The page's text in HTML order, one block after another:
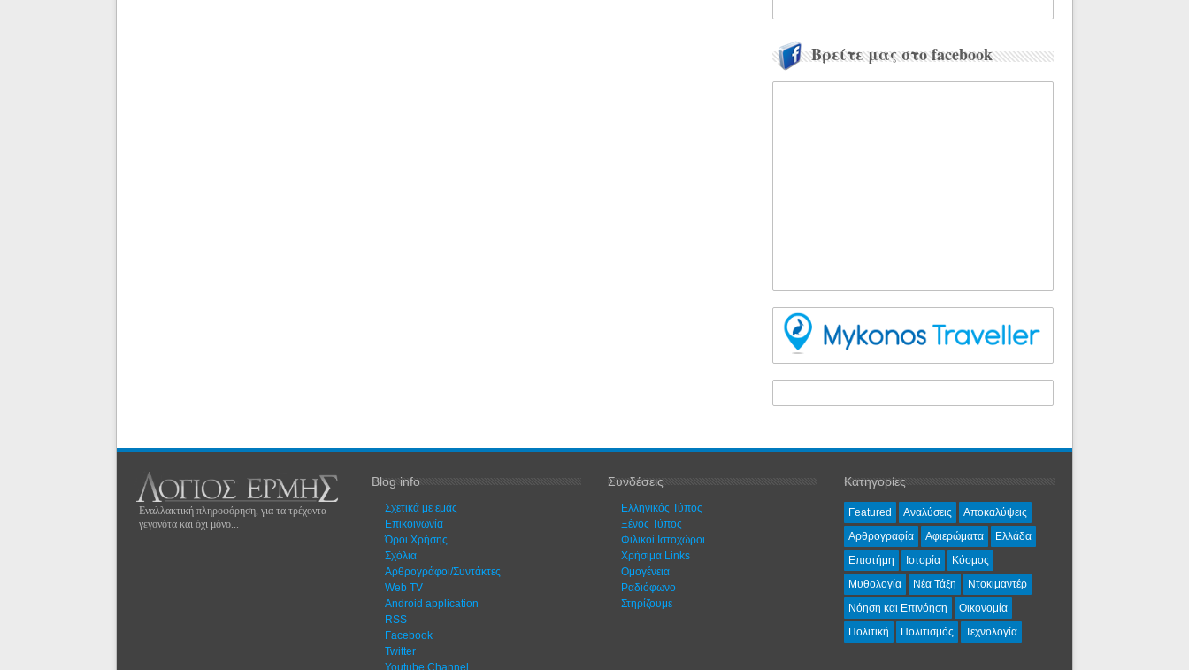
Βρείτε μας στο facebook
Εναλλακτική πληροφόρηση, για τα τρέχοντα
γεγονότα και όχι μόνο...
Blog info
Σχετικά με εμάς
Eπικοινωνία
Όροι Χρήσης
Σχόλια
Αρθρογράφοι/Συντάκτες
Web TV
Android application
RSS
Facebook
Twitter
Youtube Channel
Συνδέσεις
Ελληνικός Τύπος
Ξένος Τύπος
Φιλικοί Ιστοχώροι
Χρήσιμα Links
Ομογένεια
Ραδιόφωνο
Στηρίζουμε
Κατηγορίες
Featured Αναλύσεις
Αποκαλύψεις
Αρθρογραφία
Αφιερώματα
Ελλάδα
Επιστήμη
Ιστορία
Κόσμος
Μυθολογία
Νέα Τάξη
Ντοκιμαντέρ
Νόηση και Επινόηση
Οικονομία
Πολιτική
Πολιτισμός Τεχνολογία